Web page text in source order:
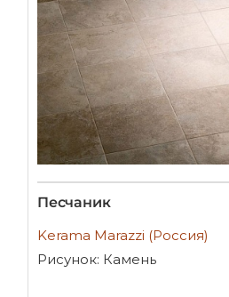
Песчаник
Kerama Marazzi (Россия)
Рисунок: Камень